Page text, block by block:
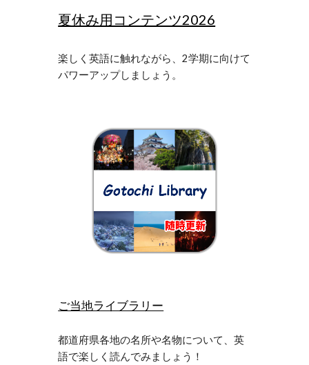
夏休み用コンテンツ2026
楽しく英語に触れながら、2学期に向けて
パワーアップしましょう。
ご当地ライブラリー
都道府県各地の名所や名物について、英
語で楽しく読んでみましょう！